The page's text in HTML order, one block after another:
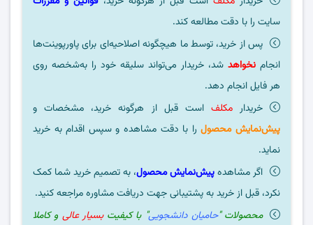
سایت را با دقت مطالعه کند.
پس از خرید، توسط ما هیچگونه اصلاحیه‌ای برای پاورپوینت‌ها
انجام نخواهد شد، خریدار می‌تواند سلیقه خود را به‌شخصه روی
هر فایل انجام دهد.
خریدارمکلف است قبل از هرگونه خرید، مشخصات و
پیش‌نمایش محصولرا با دقت مشاهده و سپس اقدام به خرید
نماید.
اگر مشاهدهپیش‌نمایش محصول، به تصمیم خرید شما کمک
نکرد، قبل از خرید به پشتیبانی جهت دریافت مشاوره مراجعه کنید.
محصولات "حامیان دانشجویی" با کیفیت بسیار عالی و کاملا